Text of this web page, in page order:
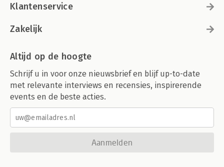
Klantenservice
Zakelijk
Altijd op de hoogte
Schrijf u in voor onze nieuwsbrief en blijf up-to-date
met relevante interviews en recensies, inspirerende
events en de beste acties.
Aanmelden